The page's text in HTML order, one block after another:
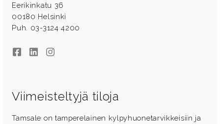
Eerikinkatu 36
00180 Helsinki
Puh. 03-3124 4200
FacebookLinkedInInstagram
Viimeisteltyjä tiloja
Tamsale on tamperelainen kylpyhuonetarvikkeisiin ja